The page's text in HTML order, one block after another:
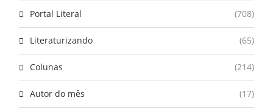
Portal Literal (708)
Literaturizando (65)
Colunas (214)
Autor do mês (17)